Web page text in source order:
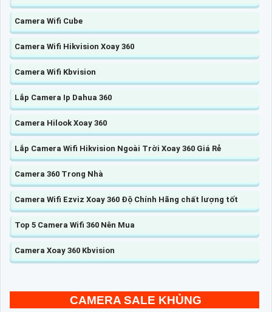
Camera Wifi Cube
Camera Wifi Hikvision Xoay 360
Camera Wifi Kbvision
Lắp Camera Ip Dahua 360
Camera Hilook Xoay 360
Lắp Camera Wifi Hikvision Ngoài Trời Xoay 360 Giá Rẻ
Camera 360 Trong Nhà
Camera Wifi Ezviz Xoay 360 Độ Chính Hãng chất lượng tốt
Top 5 Camera Wifi 360 Nên Mua
Camera Xoay 360 Kbvision
CAMERA SALE KHỦNG